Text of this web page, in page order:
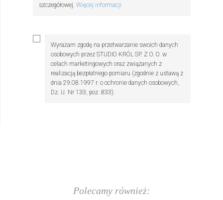
szczegółowej. Więcej informacji
Wyrażam zgodę na przetwarzanie swoich danych
osobowych przez STUDIO KRÓL SP. Z O. O. w
celach marketingowych oraz związanych z
realizacją bezpłatnego pomiaru (zgodnie z ustawą z
dnia 29.08.1997 r. o ochronie danych osobowych,
Dz. U. Nr 133, poz. 833).
Polecamy również: